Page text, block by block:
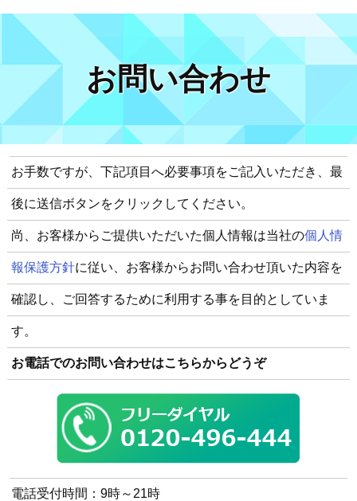
お問い合わせ
お手数ですが、下記項目へ必要事項をご記入いただき、最
後に送信ボタンをクリックしてください。
尚、お客様からご提供いただいた個人情報は当社の個人情
報保護方針に従い、お客様からお問い合わせ頂いた内容を
確認し、ご回答するために利用する事を目的としていま
す。
お電話でのお問い合わせはこちらからどうぞ
電話受付時間：9時～21時